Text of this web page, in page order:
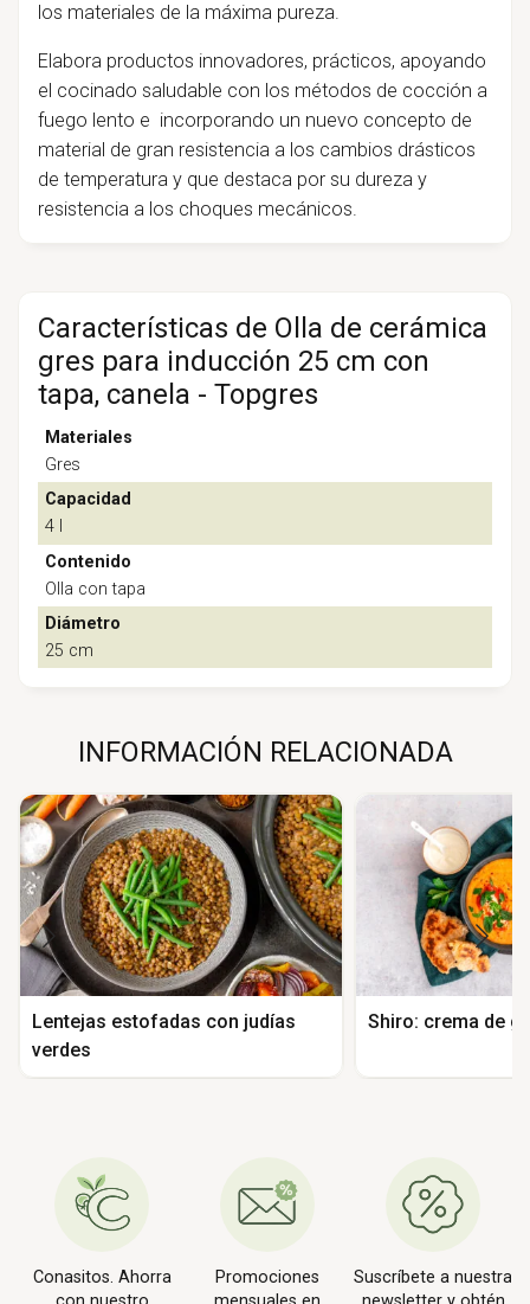
los materiales de la máxima pureza.
Elabora productos innovadores, prácticos, apoyando
el cocinado saludable con los métodos de cocción a
fuego lento e incorporando un nuevo concepto de
material de gran resistencia a los cambios drásticos
de temperatura y que destaca por su dureza y
resistencia a los choques mecánicos.
Características de Olla de cerámica
gres para inducción 25 cm con
tapa, canela - Topgres
Materiales
Gres
Capacidad
4 l
Contenido
Olla con tapa
Diámetro
25 cm
INFORMACIÓN RELACIONADA
Lentejas estofadas con judías
verdes
Shiro: crema de
Conasitos. Ahorra
Promociones
Suscríbete a nuestra